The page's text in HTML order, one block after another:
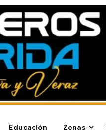
Educación Zonas